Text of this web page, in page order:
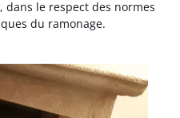
le respect des normes
du ramonage.